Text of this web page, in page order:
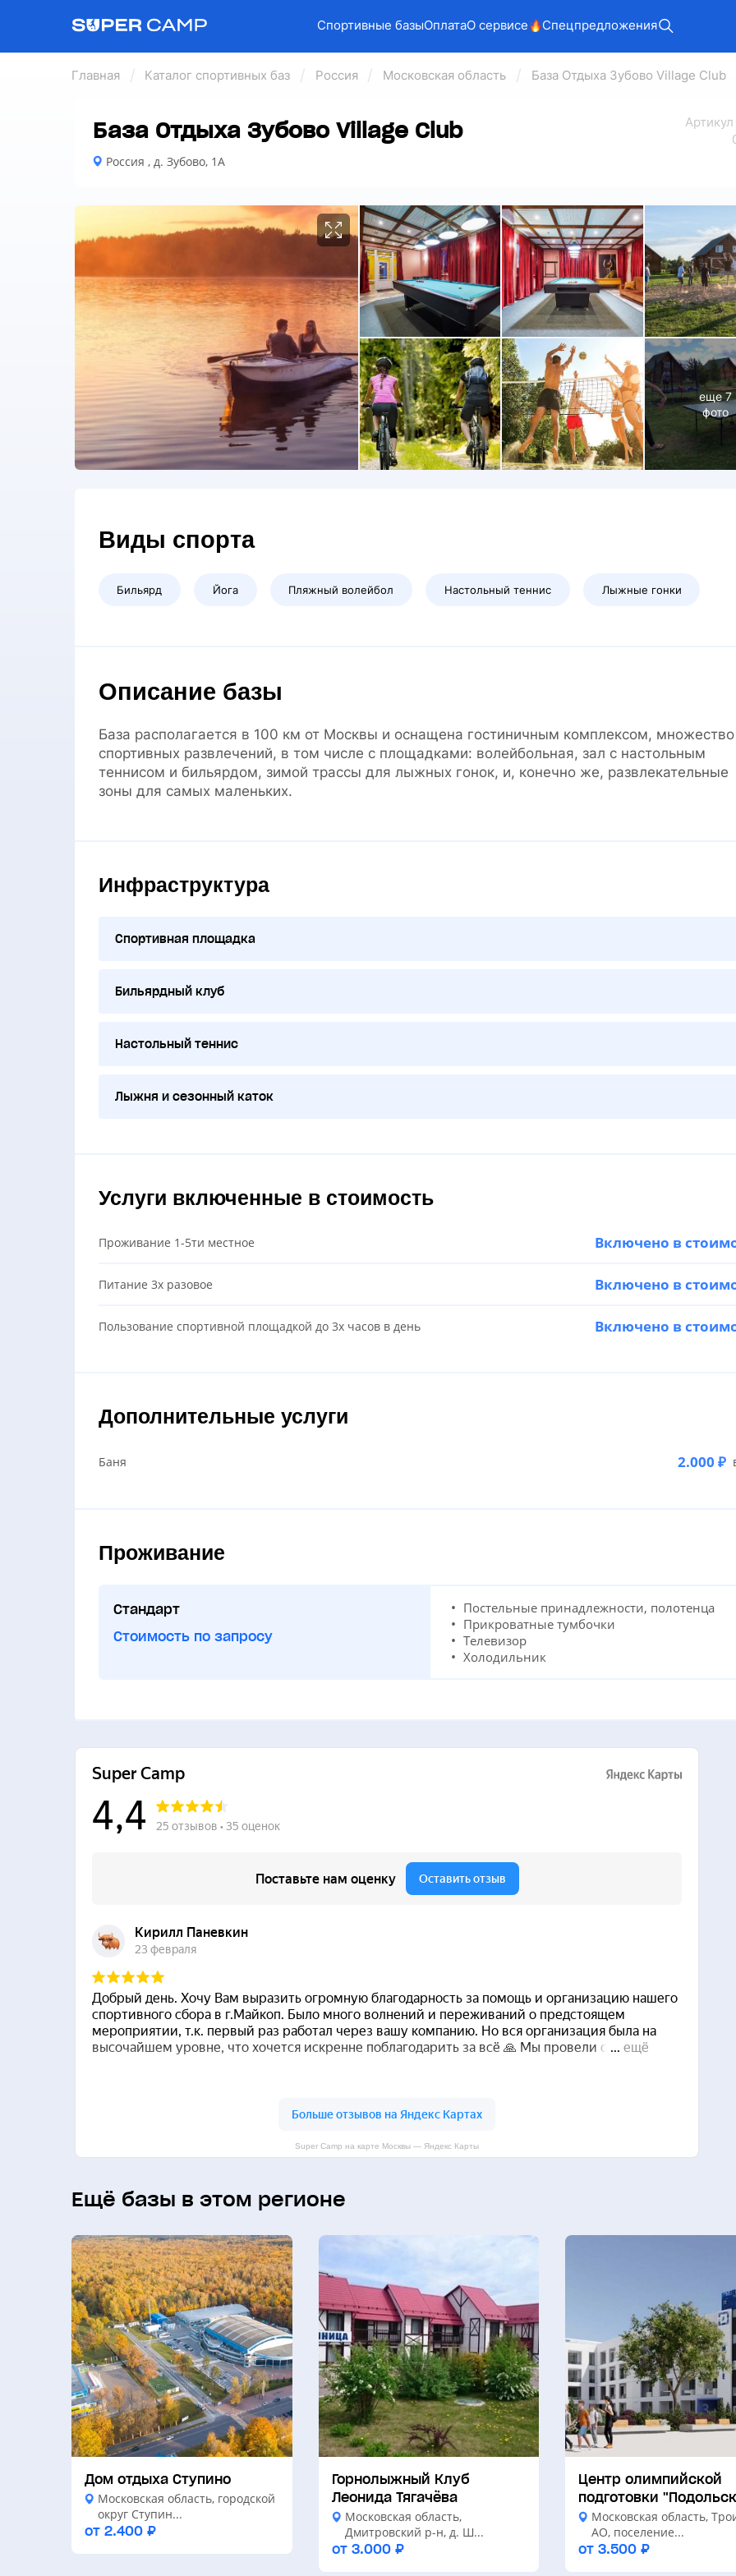
Спортивные базыОплатаО сервисе Спецпредложения
Главная Каталог спортивных баз Россия Московская область База Отдыха Зубово Village Club
Арт
База Отдыха Зубово Village Club
Россия , д. Зубово, 1А
еще7
фото
Виды спорта
Бильярд Йога Пляжный волейбол Настольный теннис Лыжные гонки
Описание базы
База располагается в 100 км от Москвы и оснащена гостиничным комплексом, множество
спортивных развлечений, в том числе с площадками: волейбольная, зал с настольным
теннисом и бильярдом, зимой трассы для лыжных гонок, и, конечно же, развлекательные
зоны для самых маленьких.
Инфраструктура
Спортивная площадка
Бильярдный клуб
Настольный теннис
Лыжня и сезонный каток
Услуги включенные в стоимость
Проживание 1-5ти местное Включено в
Питание 3х разовое Включено в
Пользование спортивной площадкой до 3х часов в день Включено в
Дополнительные услуги
Баня 2.000 ₽
Проживание
Стандарт
Стоимость по запросу
Постельные принадлежности, полотенца
Прикроватные тумбочки
Телевизор
Холодильник
Super Camp на карте Москвы — Яндекс Карты
Ещё базы в этом регионе
Дом отдыха Ступино
Московская область, городской
округ Ступин...
от 2.400 ₽
Горнолыжный Клуб
Леонида Тягачёва
Московская область,
Дмитровский р-н, д. Ш...
от 3.000 ₽
Центр олимпийской
подготовки
Московская область,
АО, поселение...
от 3.500 ₽